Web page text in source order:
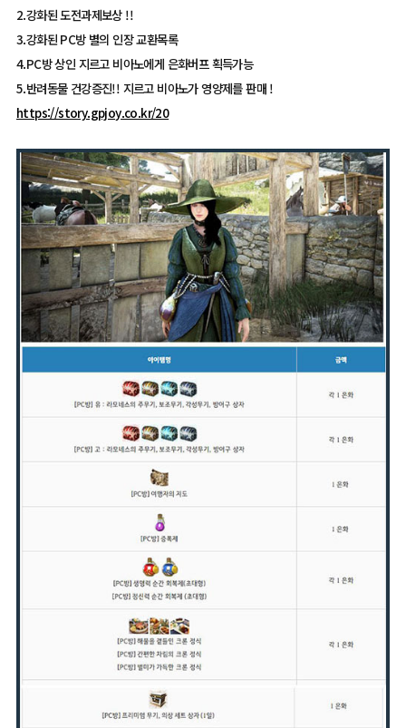
2.강화된 도전과제보상 !!
3.강화된 PC방 별의 인장 교환목록
4.PC방 상인 지르고 비아노에게 은화버프 획득가능
5.반려동물 건강증진!! 지르고 비아노가 영양제를 판매 !
https://story.gpjoy.co.kr/20